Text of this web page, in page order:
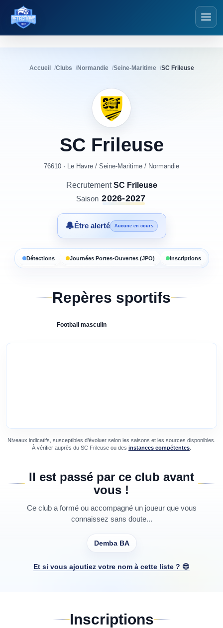
Détections Foot
Accueil Clubs Normandie Seine-Maritime SC Frileuse
SC Frileuse
76610 · Le Havre / Seine-Maritime / Normandie
RecrutementSC Frileuse
Saison 2026-2027
🔔Être alerté Aucune en cours
Détections Journées Portes-Ouvertes (JPO) Inscriptions
Repères sportifs
Football masculin
Niveaux indicatifs, susceptibles d’évoluer selon les saisons et les sources disponibles.
À vérifier auprès du SC Frileuse ou des instances compétentes
Il est passé par ce club avant
vous !
Ce club a formé ou accompagné un joueur que vous
connaissez sans doute...
Demba BA
Et si vous ajoutiez votre nom à cette liste ? 😎
Inscriptions